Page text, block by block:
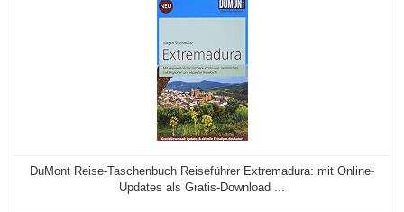
DuMont Reise-Taschenbuch Reiseführer Extremadura: mit Online-
Updates als Gratis-Download ...